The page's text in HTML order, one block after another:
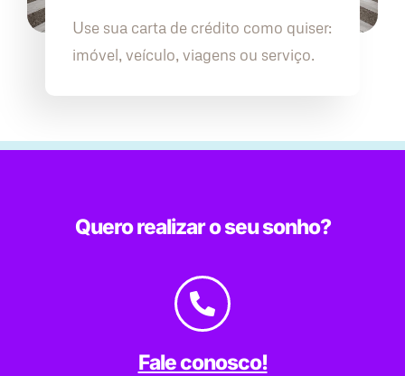
Use sua carta de crédito como quiser:
imóvel, veículo, viagens ou serviço.
Quero realizar o seu sonho?
Fale conosco!